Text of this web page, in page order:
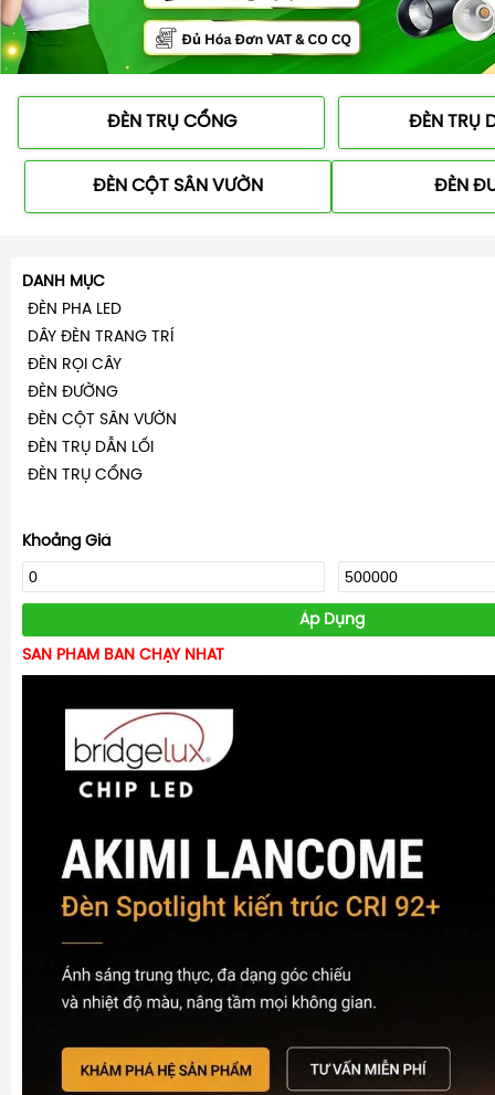
ĐÈN TRỤ CỔNG ĐÈN TRỤ
ĐÈN CỘT SÂN VƯỜN ĐÈN
DANH MỤC
ĐÈN PHA LED
DÂY ĐÈN TRANG TRÍ
ĐÈN RỌI CÂY
ĐÈN ĐƯỜNG
ĐÈN CỘT SÂN VƯỜN
ĐÈN TRỤ DẪN LỐI
ĐÈN TRỤ CỔNG
Khoảng Giá
Áp Dụng
SẢN PHẨM BÁN CHẠY NHẤT